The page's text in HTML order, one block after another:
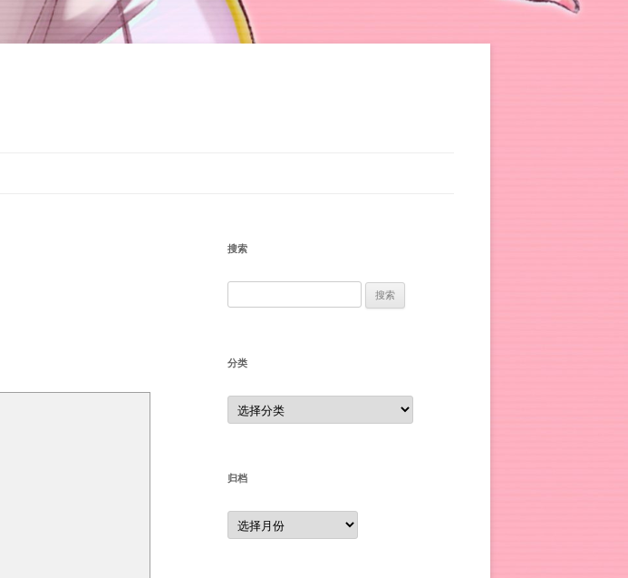
搜索
分类
分
类
归档
归
档